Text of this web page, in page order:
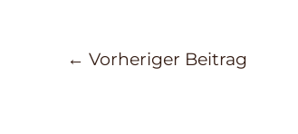
← Vorheriger Beitrag